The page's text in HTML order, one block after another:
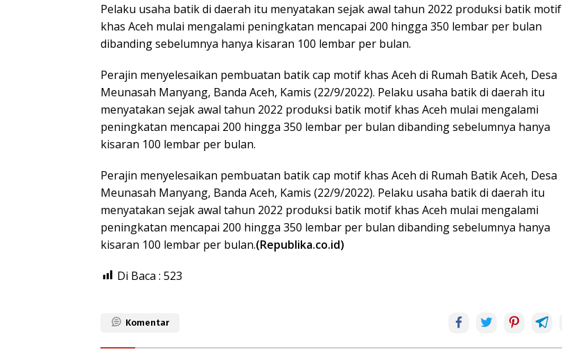
Pelaku usaha batik di daerah itu menyatakan sejak awal tahun 2022 produksi batik motif
khas Aceh mulai mengalami peningkatan mencapai 200 hingga 350 lembar per bulan
dibanding sebelumnya hanya kisaran 100 lembar per bulan.
Perajin menyelesaikan pembuatan batik cap motif khas Aceh di Rumah Batik Aceh, Desa
Meunasah Manyang, Banda Aceh, Kamis (22/9/2022). Pelaku usaha batik di daerah itu
menyatakan sejak awal tahun 2022 produksi batik motif khas Aceh mulai mengalami
peningkatan mencapai 200 hingga 350 lembar per bulan dibanding sebelumnya hanya
kisaran 100 lembar per bulan.
Perajin menyelesaikan pembuatan batik cap motif khas Aceh di Rumah Batik Aceh, Desa
Meunasah Manyang, Banda Aceh, Kamis (22/9/2022). Pelaku usaha batik di daerah itu
menyatakan sejak awal tahun 2022 produksi batik motif khas Aceh mulai mengalami
peningkatan mencapai 200 hingga 350 lembar per bulan dibanding sebelumnya hanya
kisaran 100 lembar per bulan.(Republika.co.id)
Di Baca : 523
Komentar